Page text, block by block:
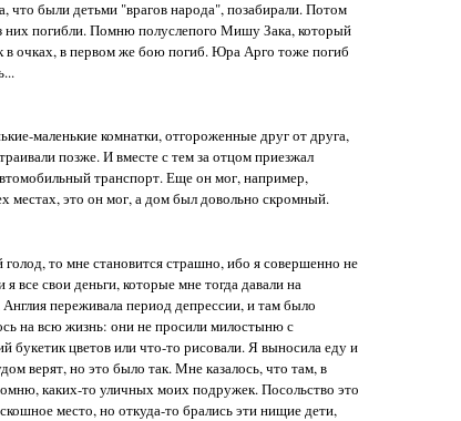
что были детьми "врагов народа", позабирали. Потом
них погибли. Помню полуслепого Мишу Зака, который
очках, в первом же бою погиб. Юра Арго тоже погиб
маленькие комнатки, отгороженные друг от друга,
позже. И вместе с тем за отцом приезжал
транспорт. Еще он мог, например,
местах, это он мог, а дом был довольно скромный.
то мне становится страшно, ибо я совершенно не
свои деньги, которые мне тогда давали на
переживала период депрессии, и там было
на всю жизнь: они не просили милостыню с
букетик цветов или что-то рисовали. Я выносила еду и
верят, но это было так. Мне казалось, что там, в
каких-то уличных моих подружек. Посольство это
место, но откуда-то брались эти нищие дети,